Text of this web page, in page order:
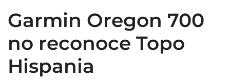
Garmin Oregon 700
no reconoce Topo
Hispania